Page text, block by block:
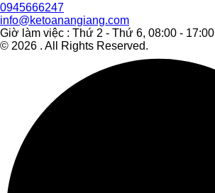
0945666247
info@ketoanangiang.com
Giờ làm việc : Thứ 2 - Thứ 6, 08:00 - 17:00
© 2026 . All Rights Reserved.